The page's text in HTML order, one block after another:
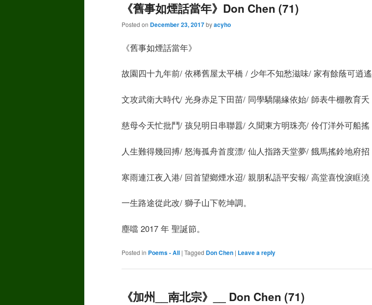
《舊事如煙話當年》Don Chen (71)
Posted on December 23, 2017byacyho
《舊事如煙話當年》
故園四十九年前/ 依稀舊屋太平橋 / 少年不知愁滋味/ 家有餘蔭可逍遙
文攻武衛大時代/ 光身赤足下田苗/ 同學驕陽緣依始/ 師表牛棚教育夭
慈母今天忙批鬥/ 孩兒明日串聯囂/ 久聞東方明珠亮/ 伶仃洋外可船搖
人生難得幾回搏/ 怒海孤舟首度漂/ 仙人指路天堂夢/ 餓馬搖鈴地府招
寒雨連江夜入港/ 回首望鄉煙水迢/ 親朋私語平安報/ 高堂喜悅淚眶澆
一生路途從此改/ 獅子山下乾坤調。
塵噹 2017 年 聖誕節。
Posted in Poems - All | Tagged Don Chen | Leave a reply
《加州__南北宗》__ Don Chen (71)